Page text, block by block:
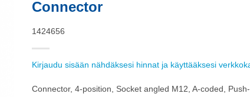
Connector
1424656
Kirjaudu sisään nähdäksesi hinnat ja käyttääksesi
Connector, 4-position, Socket angled M12, A-coded,